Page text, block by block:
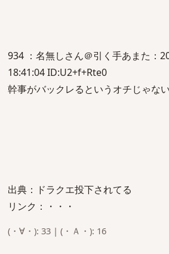
934 ：名無しさん＠引く手あまた：
18:41:04 ID:U2+f+Rte0
幹事がバックレるというオチじゃな
出典：ドラクエ投下されてる
リンク：・・・
(・∀・): 33 | (・Ａ・): 16